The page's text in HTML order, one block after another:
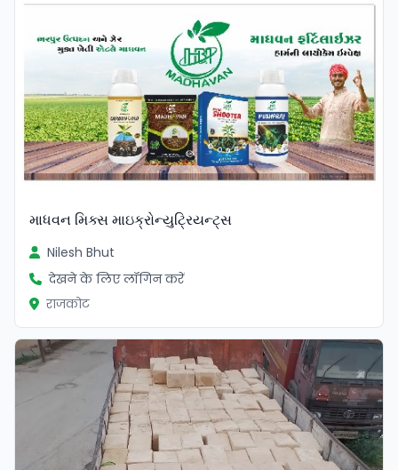
માધવન મિક્સ માઇક્રોન્યુટ્રિયન્ટ્સ
Nilesh Bhut
देखने के लिए लॉगिन करें
राजकोट